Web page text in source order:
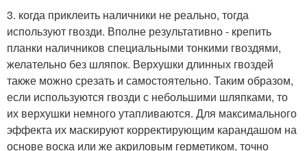
3. когда приклеить наличники не реально, тогда
используют гвозди. Вполне результативно - крепить
планки наличников специальными тонкими гвоздями,
желательно без шляпок. Верхушки длинных гвоздей
также можно срезать и самостоятельно. Таким образом,
если используются гвозди с небольшими шляпками, то
их верхушки немного утапливаются. Для максимального
эффекта их маскируют корректирующим карандашом на
основе воска или же акриловым герметиком, точно